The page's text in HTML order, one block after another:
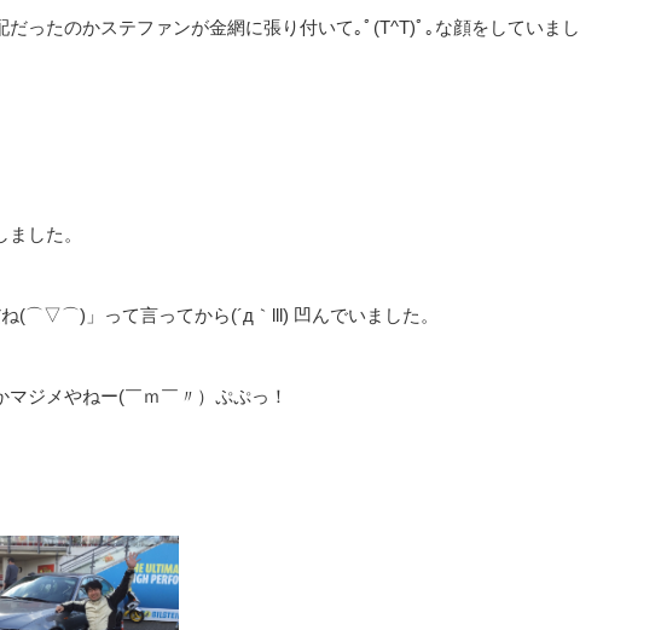
ったのかステファンが金網に張り付いて｡ﾟ(T^T)ﾟ｡な顔をしていまし
した。
(⌒▽⌒)」って言ってから(´д｀lll) 凹んでいました。
ジメやねー(￣ｍ￣〃）ぷぷっ！